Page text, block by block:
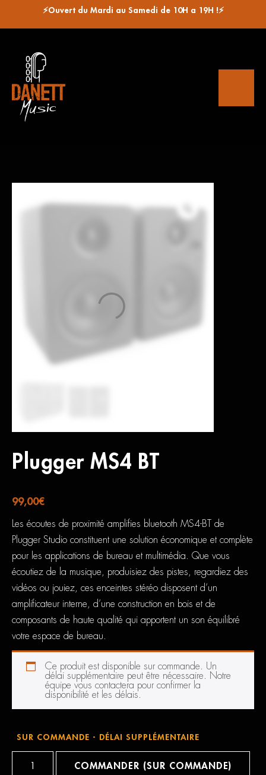
⚡Ouvert du Mardi au Samedi de 10H a 19H !⚡
Plugger MS4 BT
99,00€
Les écoutes de proximité amplifies bluetooth MS4-BT de
Plugger Studio constituent une solution économique et complète
pour les applications de bureau et multimédia. Que vous
écoutiez de la musique, produisiez des pistes, regardiez des
vidéos ou jouiez, ces enceintes stéréo disposent d’un
amplificateur interne, d’une construction en bois et de
composants de haute qualité qui apportent un son équilibré
votre espace de bureau.
Ce produit est disponible sur commande. Un
délai supplémentaire peut être nécessaire. Notre
équipe vous contactera pour confirmer la
disponibilité et les délais.
SUR COMMANDE - DÉLAI SUPPLÉMENTAIRE
COMMANDER (SUR COMMANDE)